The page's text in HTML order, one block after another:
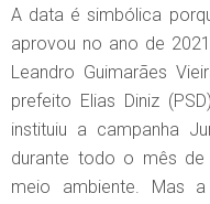
A data é simbólica
aprovou no ano de
Leandro Guimarães
prefeito Elias Diniz
instituiu a campanha
durante todo o mês de
meio ambiente. Mas